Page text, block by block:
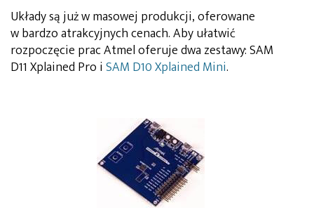
Układy są już w masowej produkcji, oferowane
w bardzo atrakcyjnych cenach. Aby ułatwić
rozpoczęcie prac Atmel oferuje dwa zestawy: SAM
D11 Xplained Pro i SAM D10 Xplained Mini.